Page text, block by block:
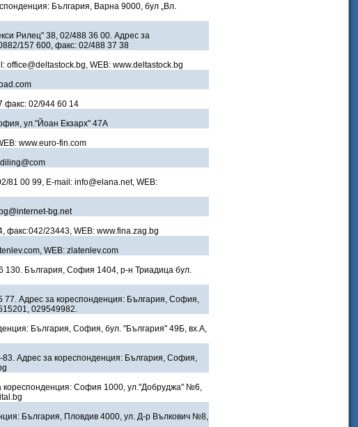
България, Варна 9000, бул „Вл.
Рилец" 38, 02/488 36 00. Адрес за
157 600, факс: 02/488 37 38
WEB: www.deltastock.bg
факс: 02/944 60 14
ул."Йоан Екзарх" 47А
www.euro-fin.com
81 00 99, E-mail: info@elana.net, WEB:
bg.net
факс:042/23443, WEB: www.fina.zag.bg
WEB: zlatenlev.com
България, София 1404, р-н Триадица бул.
77. Адрес за кореспонденция: България, София,
029549982.
България, София, бул. "България" 49Б, вх.А,
Адрес за кореспонденция: България, София,
кореспонденция: София 1000, ул."Добруджа" №6,
България, Пловдив 4000, ул. Д-р Вълкович №8,